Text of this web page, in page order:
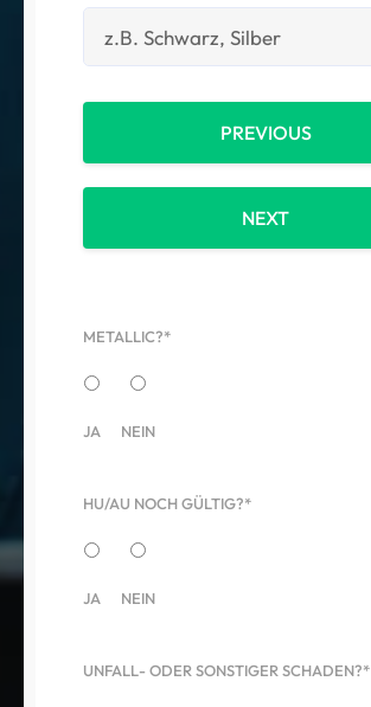
PREVIOUS
NEXT
METALLIC?*
JA NEIN
HU/AU NOCH GÜLTIG?*
JA NEIN
UNFALL- ODER SONSTIGER SCHADEN?*